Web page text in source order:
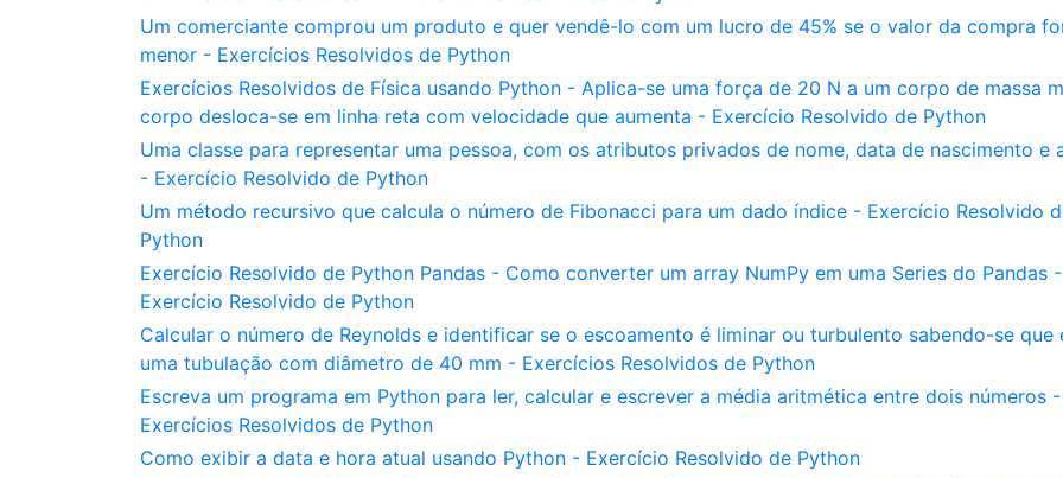
Um comerciante comprou um produto e quer vendê-lo com um lucro de 45% se o valor da compra
menor - Exercícios Resolvidos de Python
Exercícios Resolvidos de Física usando Python - Aplica-se uma força de 20 N a um corpo de massa
corpo desloca-se em linha reta com velocidade que aumenta - Exercício Resolvido de Python
Uma classe para representar uma pessoa, com os atributos privados de nome, data de nascimento e
- Exercício Resolvido de Python
Um método recursivo que calcula o número de Fibonacci para um dado índice - Exercício Resolvido
Python
Exercício Resolvido de Python Pandas - Como converter um array NumPy em uma Series do Pandas -
Exercício Resolvido de Python
Calcular o número de Reynolds e identificar se o escoamento é liminar ou turbulento sabendo-se que
uma tubulação com diâmetro de 40 mm - Exercícios Resolvidos de Python
Escreva um programa em Python para ler, calcular e escrever a média aritmética entre dois números -
Exercícios Resolvidos de Python
Como exibir a data e hora atual usando Python - Exercício Resolvido de Python